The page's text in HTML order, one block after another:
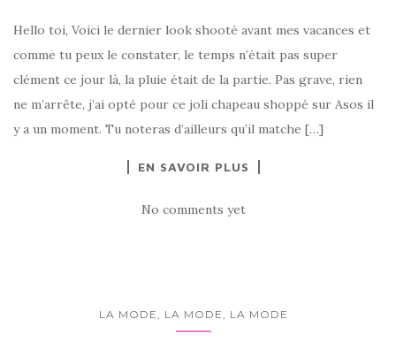
Hello toi, Voici le dernier look shooté avant mes vacances et
comme tu peux le constater, le temps n’était pas super
clément ce jour là, la pluie était de la partie. Pas grave, rien
ne m’arrête, j’ai opté pour ce joli chapeau shoppé sur Asos il
y a un moment. Tu noteras d’ailleurs qu’il matche […]
EN SAVOIR PLUS
No comments yet
LA MODE, LA MODE, LA MODE